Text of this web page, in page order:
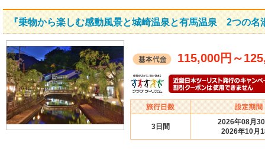
『乗物から楽しむ感動風景と城崎温泉と有馬温泉 2つの
115,000円 ～
3日間
2026年08月
2026年10月